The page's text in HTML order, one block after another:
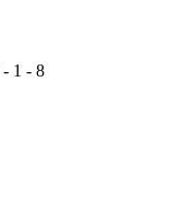
- 1 - 8